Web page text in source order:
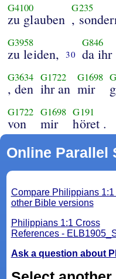
G4100
zu glauben
G235
,
G3958
zu leiden, 30
G846
da ihr
G3634
, den
G1722
ihr an
G1698
mir
G1722
von
G1698
mir
G191
höret .
Online Parallel
Compare Philippians 1:1
other Bible versions
Philippians 1:1 Cross
References -
Ask a question about